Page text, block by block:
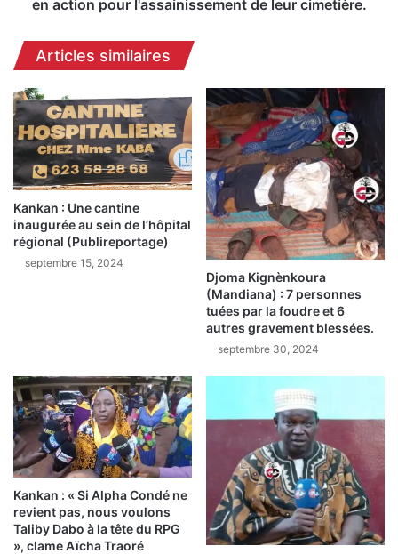
l'assainissement
de
cimetière.
en action pour l'assainissement de leur cimetière.
Articles similaires
Kankan : Une cantine
inaugurée au sein de l’hôpital
régional (Publireportage)
septembre 15, 2024
Djoma Kignènkoura
(Mandiana) : 7 personnes
tuées par la foudre et 6
autres gravement blessées.
septembre 30, 2024
Kankan : « Si Alpha Condé ne
revient pas, nous voulons
Taliby Dabo à la tête du RPG
», clame Aïcha Traoré